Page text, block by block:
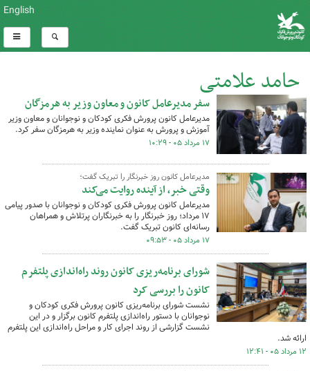
English
حامد علامتی
کل اخبار:678 سفر مدیرعامل کانون و معاون وزیر به هرمزگان
مدیرعامل کانون پرورش فکری کودکان و نوجوانان و معاون وزیر
آموزش و پرورش به عنوان نماینده وزیر به هرمزگان سفر کرد.
۱۷ مرداد ۰۵ - ۱۰:۲۹
مدیرعامل کانون روز خبرنگار را تبریک گفت؛
وقتی خبر، از آینده روایت می‌کند
مدیرعامل کانون پرورش فکری کودکان و نوجوانان با صدور پیامی
۱۷ مرداد؛ روز خبرنگار را به خبرنگاران پرتلاش و همراهان
رسانه‌ای کانون تبریک گفت.
۱۷ مرداد ۰۵ - ۰۹:۵۳
شورای برنامه‌ریزی کانون روند راه‌اندازی پلتفرم
کانون را بررسی کرد
نشست شورای برنامه‌ریزی کانون پرورش فکری کودکان و
نوجوانان با دستور راه‌اندازی پلتفرم کانون برگزار و در این
نشست گزارشی از روند اجرای کار و مراحل راه‌اندازی این پلتفرم
ارائه شد.
۱۲ مرداد ۰۵ - ۱۲:۴۱